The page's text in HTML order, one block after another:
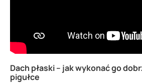
Dach płaski – jak wykonać go
pigułce